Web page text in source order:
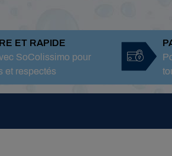
ET RAPIDE
SoColissimo pour
et respectés